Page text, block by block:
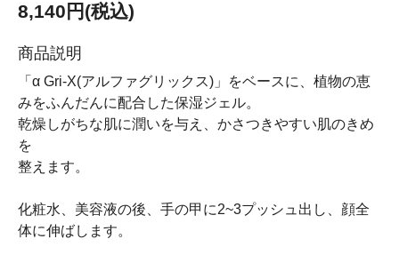
8,140円(税込)
商品説明
「α Gri-X(アルファグリックス)」をベースに、植物の恵
みをふんだんに配合した保湿ジェル。
乾燥しがちな肌に潤いを与え、かさつきやすい肌のきめ
を
整えます。
化粧水、美容液の後、手の甲に2~3プッシュ出し、顔全
体に伸ばします。